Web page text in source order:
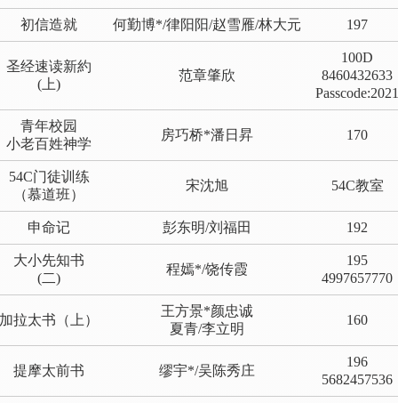
初信造就 何勤博*/律阳阳/赵雪雁/林大元 197
圣经速读新約
(上)
范章肇欣
100D
8460432633
Passcode:2021
青年校园
小老百姓神学
房巧桥*潘日昇 170
54C门徒训练
（慕道班）
宋沈旭 54C教室
申命记 彭东明/刘福田 192
大小先知书
(二)
程嫣*/饶传霞
195
4997657770
加拉太书（上）
王方景*颜忠诚
夏青/李立明
160
提摩太前书 缪宇*/吴陈秀庄
196
5682457536